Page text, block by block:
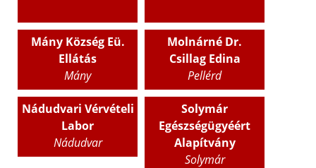
Mány Község Eü.
Ellátás
Mány
Molnárné Dr.
Csillag Edina
Pellérd
Nádudvari Vérvételi
Labor
Nádudvar
Solymár
Egészségügyéért
Alapítvány
Solymár